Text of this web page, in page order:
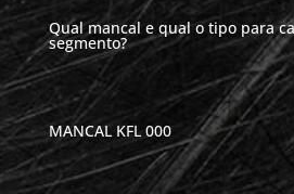
Qual mancal e qual o tipo para
segmento?
MANCAL KFL 000